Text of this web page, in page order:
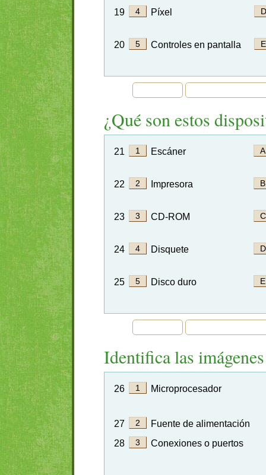
19 Píxel
20 Controles en pantalla
¿Qué son estos
21 Escáner
22 Impresora
23 CD-ROM
24 Disquete
25 Disco duro
Identifica las imágenes
26 Microprocesador
27
Fuente de alimentación
28
Conexiones o puertos